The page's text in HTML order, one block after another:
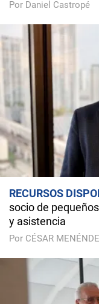
Por Daniel Castropé
RECURSOS
socio de
y asistencia
Por CÉSAR